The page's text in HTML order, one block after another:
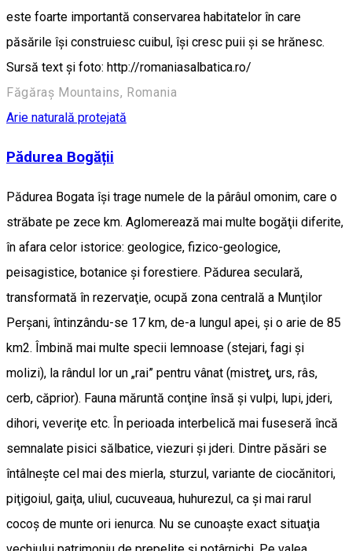
este foarte importantă conservarea habitatelor în care
păsările își construiesc cuibul, își cresc puii și se hrănesc.
Sursă text și foto: http://romaniasalbatica.ro/
Făgăraș Mountains, Romania
Arie naturală protejată
Pădurea Bogății
Pădurea Bogata îşi trage numele de la pârâul omonim, care o
străbate pe zece km. Aglomerează mai multe bogăţii diferite,
în afara celor istorice: geologice, fizico-geologice,
peisagistice, botanice şi forestiere. Pădurea seculară,
transformată în rezervaţie, ocupă zona centrală a Munţilor
Perşani, întinzându-se 17 km, de-a lungul apei, şi o arie de 85
km2. Îmbină mai multe specii lemnoase (stejari, fagi şi
molizi), la rândul lor un „rai” pentru vânat (mistreţ, urs, râs,
cerb, căprior). Fauna măruntă conţine însă şi vulpi, lupi, jderi,
dihori, veveriţe etc. În perioada interbelică mai fuseseră încă
semnalate pisici sălbatice, viezuri şi jderi. Dintre păsări se
întâlneşte cel mai des mierla, sturzul, variante de ciocănitori,
piţigoiul, gaiţa, uliul, cucuveaua, huhurezul, ca şi mai rarul
cocoş de munte ori ienurca. Nu se cunoaşte exact situaţia